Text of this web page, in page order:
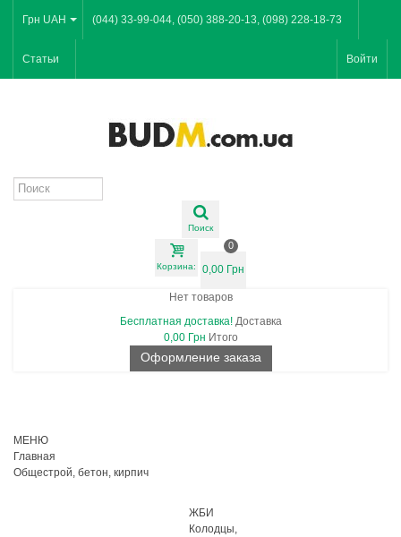
Грн UAH (044) 33-99-044, (050) 388-20-13, (098) 228-18-73
Статьи Войти
Поиск
Корзина:
0
0,00 Грн
Нет товаров
Бесплатная доставка! Доставка
0,00 Грн Итого
Оформление заказа
МЕНЮ
Главная
Общестрой, бетон, кирпич
ЖБИ
Колодцы,